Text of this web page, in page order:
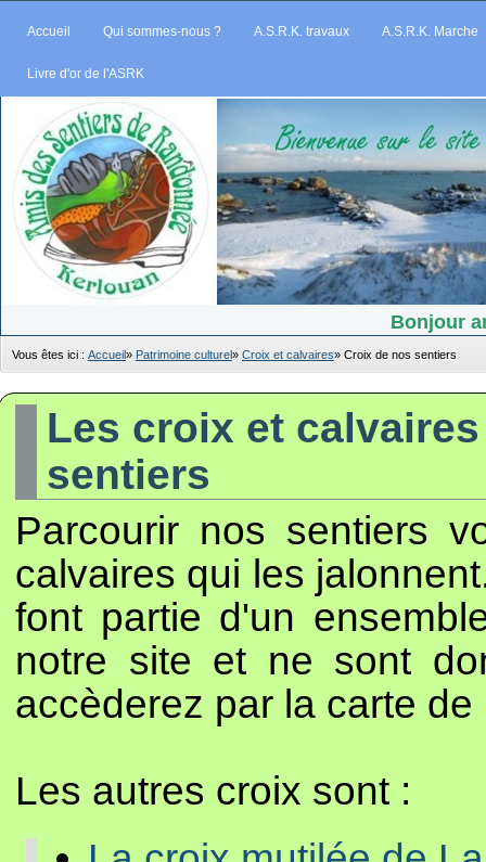
Accueil Qui sommes-nous ? A.S.R.K. travaux A.S.R.K. Marche
Livre d'or de l'ASRK
Bonjour
Vous êtes ici : Accueil» Patrimoine culturel» Croix et calvaires» Croix de nos sentiers
Les croix et
sentiers
Parcourir nos sentiers
calvaires qui les
font partie d'un
notre site et ne sont
accèderez par la carte
Les autres croix sont :